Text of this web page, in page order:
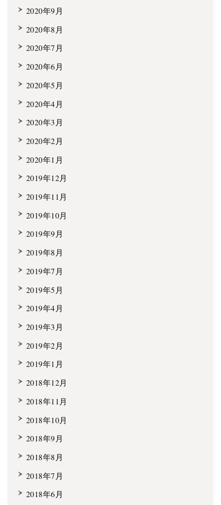
2020年9月
2020年8月
2020年7月
2020年6月
2020年5月
2020年4月
2020年3月
2020年2月
2020年1月
2019年12月
2019年11月
2019年10月
2019年9月
2019年8月
2019年7月
2019年5月
2019年4月
2019年3月
2019年2月
2019年1月
2018年12月
2018年11月
2018年10月
2018年9月
2018年8月
2018年7月
2018年6月